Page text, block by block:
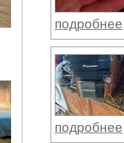
подробнее
подробнее